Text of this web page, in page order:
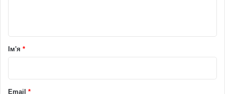
рІм'я *
Email *